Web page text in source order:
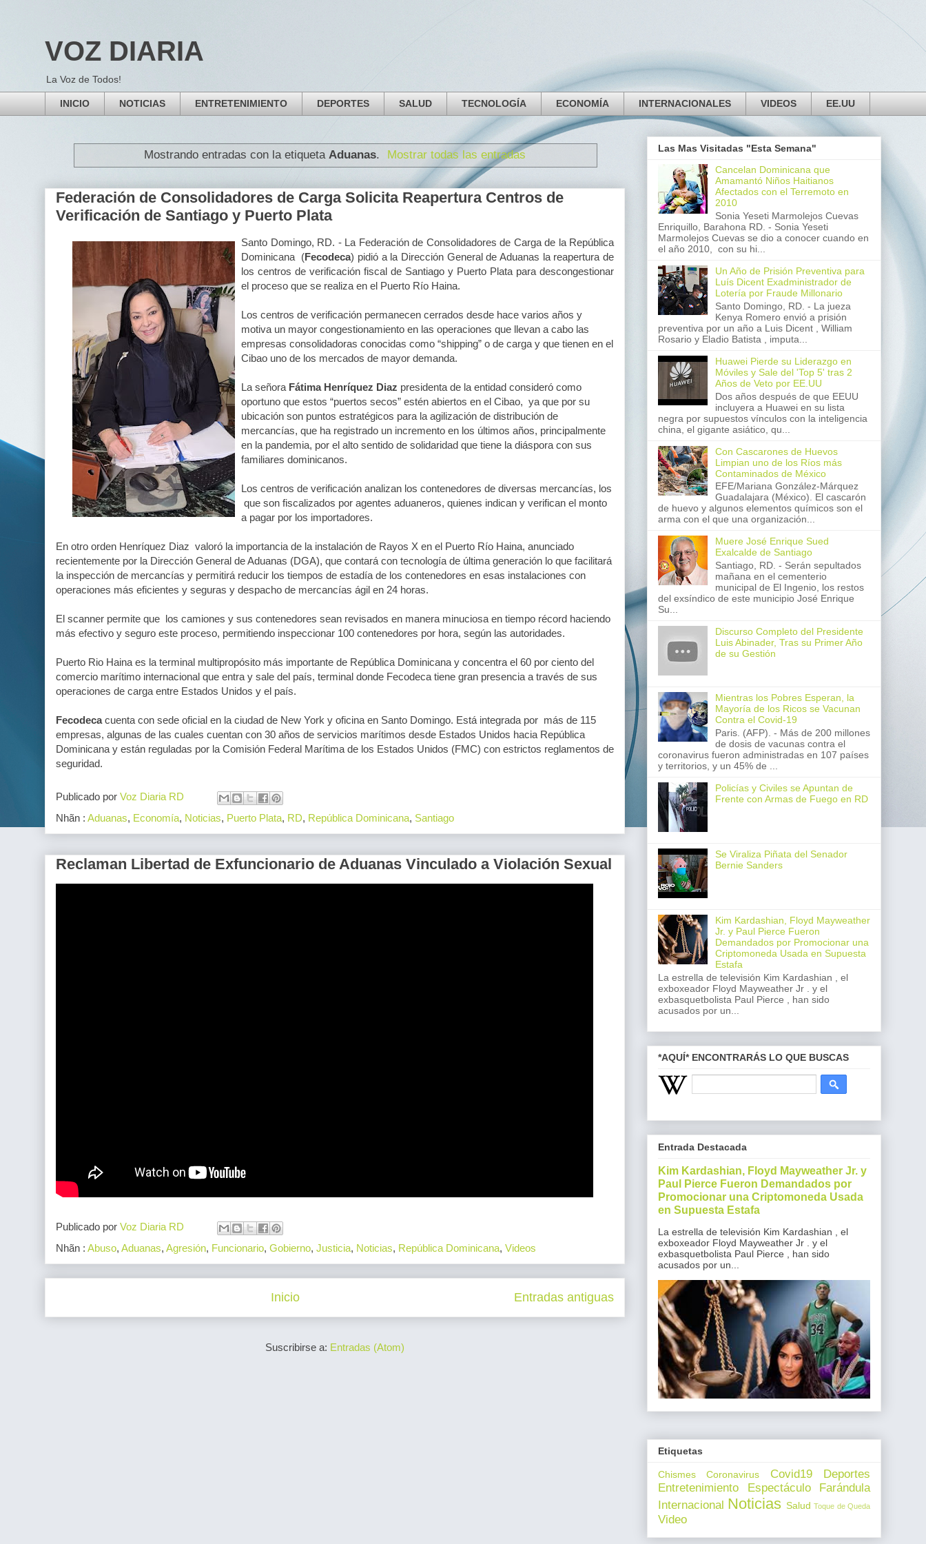
VOZ DIARIA
La Voz de Todos!
INICIO NOTICIAS ENTRETENIMIENTO DEPORTES SALUD TECNOLOGÍA ECONOMÍA INTERNACIONALES VIDEOS EE.UU
Mostrando entradas con la etiqueta Aduanas. Mostrar todas las entradas
Federación de Consolidadores de Carga Solicita Reapertura Centros de
Verificación de Santiago y Puerto Plata
Santo Domingo, RD. - La Federación de Consolidadores de Carga de la República
Dominicana (Fecodeca) pidió a la Dirección General de Aduanas la reapertura de
los centros de verificación fiscal de Santiago y Puerto Plata para descongestionar
el proceso que se realiza en el Puerto Río Haina.
Los centros de verificación permanecen cerrados desde hace varios años y
motiva un mayor congestionamiento en las operaciones que llevan a cabo las
empresas consolidadoras conocidas como “shipping” o de carga y que tienen en el
Cibao uno de los mercados de mayor demanda.
La señora Fátima Henríquez Diaz presidenta de la entidad consideró como
oportuno que estos “puertos secos” estén abiertos en el Cibao, ya que por su
ubicación son puntos estratégicos para la agilización de distribución de
mercancías, que ha registrado un incremento en los últimos años, principalmente
en la pandemia, por el alto sentido de solidaridad que tiene la diáspora con sus
familiares dominicanos.
Los centros de verificación analizan los contenedores de diversas mercancías, los
que son fiscalizados por agentes aduaneros, quienes indican y verifican el monto
a pagar por los importadores.
En otro orden Henríquez Diaz valoró la importancia de la instalación de Rayos X en el Puerto Río Haina, anunciado
recientemente por la Dirección General de Aduanas (DGA), que contará con tecnología de última generación lo que facilitará
la inspección de mercancías y permitirá reducir los tiempos de estadía de los contenedores en esas instalaciones con
operaciones más eficientes y seguras y despacho de mercancías ágil en 24 horas.
El scanner permite que los camiones y sus contenedores sean revisados en manera minuciosa en tiempo récord haciendo
más efectivo y seguro este proceso, permitiendo inspeccionar 100 contenedores por hora, según las autoridades.
Puerto Rio Haina es la terminal multipropósito más importante de República Dominicana y concentra el 60 por ciento del
comercio marítimo internacional que entra y sale del país, terminal donde Fecodeca tiene gran presencia a través de sus
operaciones de carga entre Estados Unidos y el país.
Fecodecacuenta con sede oficial en la ciudad de New York y oficina en Santo Domingo. Está integrada por más de 115
empresas, algunas de las cuales cuentan con 30 años de servicios marítimos desde Estados Unidos hacia República
Dominicana y están reguladas por la Comisión Federal Marítima de los Estados Unidos (FMC) con estrictos reglamentos de
seguridad.
Publicado por Voz Diaria RD
Nhãn : Aduanas, Economía, Noticias, Puerto Plata, RD, República Dominicana, Santiago
Reclaman Libertad de Exfuncionario de Aduanas Vinculado a Violación Sexual
Publicado por Voz Diaria RD
Nhãn : Abuso, Aduanas, Agresión, Funcionario, Gobierno, Justicia, Noticias, República Dominicana, Videos
Entradas antiguas
Inicio
Suscribirse a: Entradas (Atom)
Las Mas Visitadas "Esta Semana"
Cancelan Dominicana que
Amamantó Niños Haitianos
Afectados con el Terremoto en
2010
Sonia Yeseti Marmolejos Cuevas
Enriquillo, Barahona RD. - Sonia Yeseti
Marmolejos Cuevas se dio a conocer cuando en
el año 2010, con su hi...
Un Año de Prisión Preventiva para
Luís Dicent Exadministrador de
Lotería por Fraude Millonario
Santo Domingo, RD. - La jueza
Kenya Romero envió a prisión
preventiva por un año a Luis Dicent , William
Rosario y Eladio Batista , imputa...
Huawei Pierde su Liderazgo en
Móviles y Sale del 'Top 5' tras 2
Años de Veto por EE.UU
Dos años después de que EEUU
incluyera a Huawei en su lista
negra por supuestos vínculos con la inteligencia
china, el gigante asiático, qu...
Con Cascarones de Huevos
Limpian uno de los Ríos más
Contaminados de México
EFE/Mariana González-Márquez
Guadalajara (México). El cascarón
de huevo y algunos elementos químicos son el
arma con el que una organización...
Muere José Enrique Sued
Exalcalde de Santiago
Santiago, RD. - Serán sepultados
mañana en el cementerio
municipal de El Ingenio, los restos
del exsíndico de este municipio José Enrique
Su...
Discurso Completo del Presidente
Luis Abinader, Tras su Primer Año
de su Gestión
Mientras los Pobres Esperan, la
Mayoría de los Ricos se Vacunan
Contra el Covid-19
Paris. (AFP). - Más de 200 millones
de dosis de vacunas contra el
coronavirus fueron administradas en 107 países
y territorios, y un 45% de ...
Policías y Civiles se Apuntan de
Frente con Armas de Fuego en RD
Se Viraliza Piñata del Senador
Bernie Sanders
Kim Kardashian, Floyd Mayweather
Jr. y Paul Pierce Fueron
Demandados por Promocionar una
Criptomoneda Usada en Supuesta
Estafa
La estrella de televisión Kim Kardashian , el
exboxeador Floyd Mayweather Jr . y el
exbasquetbolista Paul Pierce , han sido
acusados por un...
*AQUÍ* ENCONTRARÁS LO QUE BUSCAS
Entrada Destacada
Kim Kardashian, Floyd Mayweather Jr. y
Paul Pierce Fueron Demandados por
Promocionar una Criptomoneda Usada
en Supuesta Estafa
La estrella de televisión Kim Kardashian , el
exboxeador Floyd Mayweather Jr . y el
exbasquetbolista Paul Pierce , han sido
acusados por un...
Etiquetas
Chismes Coronavirus Covid19
Deportes
Entretenimiento
Espectáculo
Farándula
Internacional Noticias Salud Toque de Queda
Video